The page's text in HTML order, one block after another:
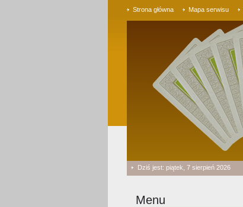
Strona główna Mapa serwisu
Dziś jest: piątek, 7 sierpień 2026
Menu